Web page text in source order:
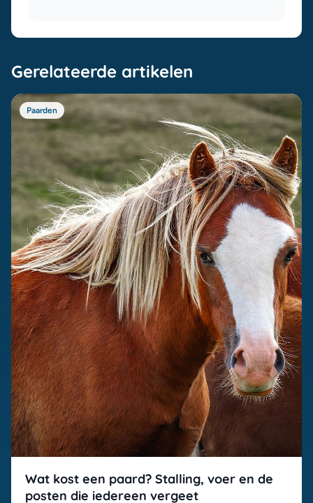
Gerelateerde artikelen
Paarden
Wat kost een paard? Stalling, voer en de
posten die iedereen vergeet